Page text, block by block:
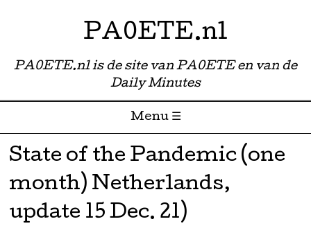
PA0ETE.nl
PA0ETE.nl is de site van PA0ETE en van de
Daily Minutes
Menu ☰
Skip to content
State of the Pandemic (one
month) Netherlands,
update 15 Dec. 21)